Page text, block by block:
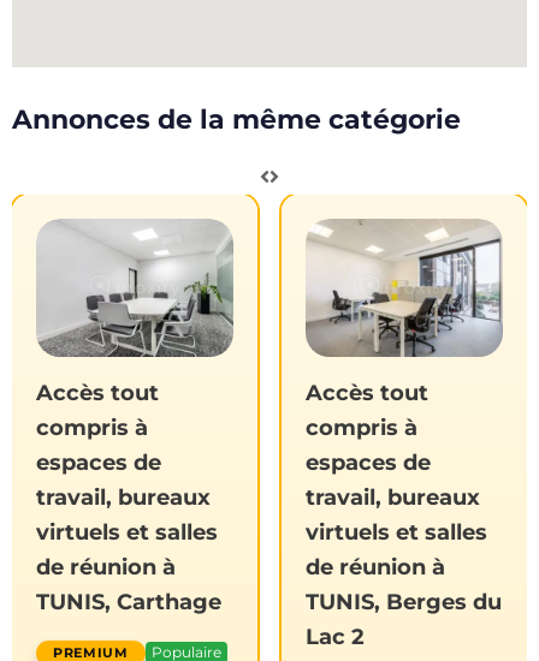
Annonces de la même catégorie
Accès tout
compris à
espaces de
travail, bureaux
virtuels et salles
de réunion à
TUNIS, Carthage
Populaire
Accès tout
compris à
espaces de
travail, bureaux
virtuels et salles
de réunion à
TUNIS, Berges du
Lac 2